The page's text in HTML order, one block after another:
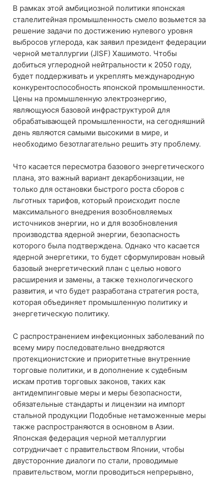
В рамках этой амбициозной политики японская
сталелитейная промышленность смело возьмется за
решение задачи по достижению нулевого уровня
выбросов углерода, как заявил президент федерации
черной металлургии (JISF) Хашимото. Чтобы
добиться углеродной нейтральности к 2050 году,
будет поддерживать и укреплять международную
конкурентоспособность японской промышленности.
Цены на промышленную электроэнергию,
являющуюся базовой инфраструктурой для
обрабатывающей промышленности, на сегодняшний
день являются самыми высокими в мире, и
необходимо безотлагательно решить эту проблему.
Что касается пересмотра базового энергетического
плана, это важный вариант декарбонизации, не
только для остановки быстрого роста сборов с
льготных тарифов, который происходит после
максимального внедрения возобновляемых
источников энергии, но и для возобновления
производства ядерной энергии, безопасность
которого была подтверждена. Однако что касается
ядерной энергетики, то будет сформулирован новый
базовый энергетический план с целью нового
расширения и замены, а также технологического
развития, и что будет разработана стратегия роста,
которая объединяет промышленную политику и
энергетическую политику.
С распространением инфекционных заболеваний по
всему миру последовательно внедряются
протекционистские и приоритетные внутренние
торговые политики, и в дополнение к судебным
искам против торговых законов, таких как
антидемпинговые меры и меры безопасности,
обязательные стандарты и лицензии на импорт
стальной продукции Подобные нетаможенные меры
также распространяются в основном в Азии.
Японская федерация черной металлургии
сотрудничает с правительством Японии, чтобы
двусторонние диалоги по стали, проводимые
правительством, могли проводиться непрерывно,